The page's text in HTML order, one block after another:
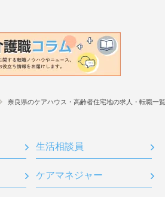
奈良県のケアハウス・高齢者住宅地の求人・転職一覧
生活相談員
ケアマネジャー